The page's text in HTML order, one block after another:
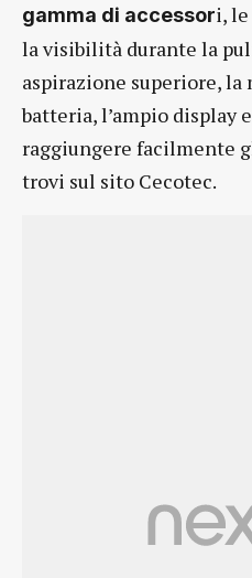
gamma di accessori,
la visibilità durante la
aspirazione superiore,
batteria, l’ampio display
raggiungere facilmente
trovi sul sito Cecotec.